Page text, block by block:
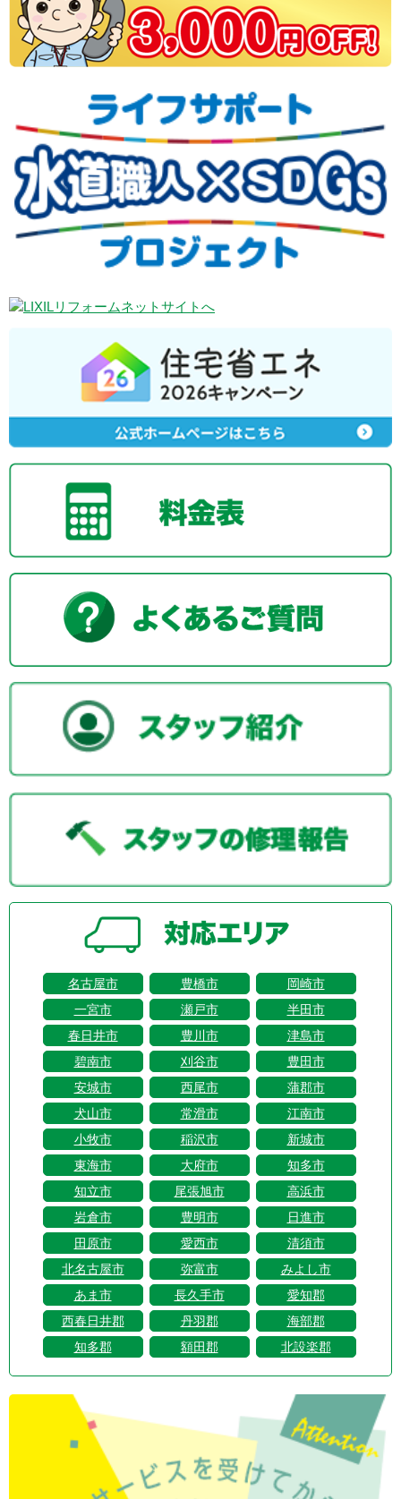
名古屋市 豊橋市
岡崎市
一宮市
瀬戸市
半田市
春日井市
豊川市
津島市
碧南市
刈谷市
豊田市
安城市
西尾市
蒲郡市
犬山市
常滑市
江南市
小牧市
稲沢市
新城市
東海市
大府市
知多市
知立市
尾張旭市
高浜市
岩倉市
豊明市
日進市
田原市
愛西市
清須市
北名古屋市
弥富市
みよし市
あま市
長久手市
愛知郡
西春日井郡
丹羽郡
海部郡
知多郡
額田郡 北設楽郡